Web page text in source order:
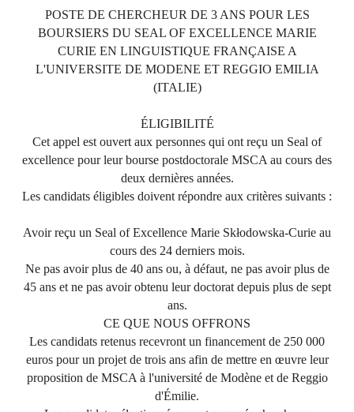
POSTE DE CHERCHEUR DE 3 ANS POUR LES
BOURSIERS DU SEAL OF EXCELLENCE MARIE
CURIE EN LINGUISTIQUE FRANÇAISE A
L'UNIVERSITE DE MODENE ET REGGIO EMILIA
(ITALIE)
ÉLIGIBILITÉ
Cet appel est ouvert aux personnes qui ont reçu un Seal of
excellence pour leur bourse postdoctorale MSCA au cours des
deux dernières années.
Les candidats éligibles doivent répondre aux critères suivants :
Avoir reçu un Seal of Excellence Marie Skłodowska-Curie au
cours des 24 derniers mois.
Ne pas avoir plus de 40 ans ou, à défaut, ne pas avoir plus de
45 ans et ne pas avoir obtenu leur doctorat depuis plus de sept
ans.
CE QUE NOUS OFFRONS
Les candidats retenus recevront un financement de 250 000
euros pour un projet de trois ans afin de mettre en œuvre leur
proposition de MSCA à l'université de Modène et de Reggio
d'Émilie.